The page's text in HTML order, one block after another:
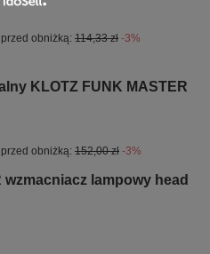
obniżką: 114,33 zł -3%
KLOTZ FUNK MASTER
obniżką: 152,00 zł -3%
wzmacniacz lampowy head